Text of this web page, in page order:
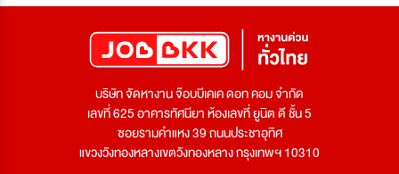
บริษัท จัดหางาน จ๊อบบีเคเค ดอท คอม จำกัด
เลขที่ 625 อาคารทัศนียา ห้องเลขที่ ยูนิต ดี ชั้น 5
ซอยรามคำแหง 39 ถนนประชาอุทิศ
แขวงวังทองหลางเขตวังทองหลาง กรุงเทพฯ 10310